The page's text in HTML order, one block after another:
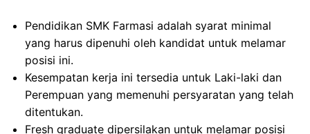
Pendidikan SMK Farmasi adalah syarat minimal
yang harus dipenuhi oleh kandidat untuk melamar
posisi ini.
Kesempatan kerja ini tersedia untuk Laki-laki dan
Perempuan yang memenuhi persyaratan yang telah
ditentukan.
Fresh graduate dipersilakan untuk melamar posisi